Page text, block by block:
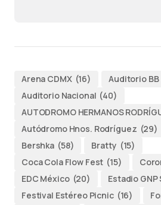
Arena CDMX (16) Auditorio BB
Auditorio Nacional (40)
AUTODROMO HERMANOS
Autódromo Hnos. Rodríguez (29)
Bershka (58) Bratty (15)
Coca Cola Flow Fest (15)
EDC México (20) Estadio
Festival Estéreo Picnic (16)